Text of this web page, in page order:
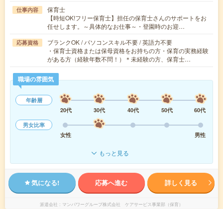
仕事内容
保育士
【時短OK!フリー保育士】担任の保育士さんのサポートをお
任せします。～具体的なお仕事～・登園時のお迎…
応募資格
ブランクOK / パソコンスキル不要 / 英語力不要
・保育士資格または保母資格をお持ちの方・保育の実務経験
がある方（経験年数不問！）＊未経験の方、保育士…
職場の雰囲気
年齢層
20代
30代 40代 50代
60代
男女比率
女性
男性
もっと見る
気になる! 応募へ進む 詳しく見る
派遣会社 マンパワーグループ株式会社 ケアサービス事業部（保育）